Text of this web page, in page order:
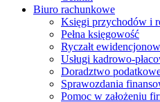
Biuro rachunkowe
Księgi przychodów i
Pełna księgowość
Ryczałt
Usługi kadrowo-
Doradztwo
Sprawozdania
Pomoc w założeniu